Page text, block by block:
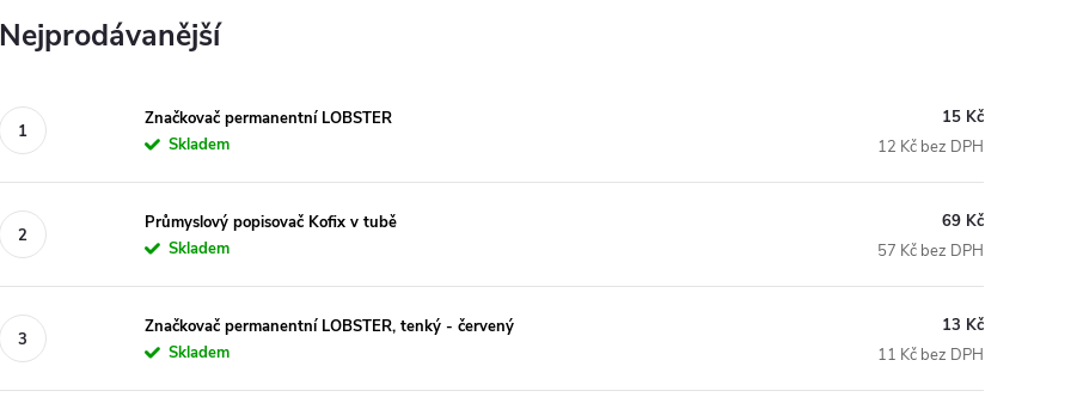
Nejprodávanější
Značkovač permanentní LOBSTER
Skladem
15 Kč
12 Kč bez DPH
Průmyslový popisovač Kofix v tubě
Skladem
69 Kč
57 Kč bez DPH
Značkovač permanentní LOBSTER, tenký - červený
Skladem
13 Kč
11 Kč bez DPH